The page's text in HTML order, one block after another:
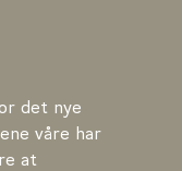
det nye
våre har
at